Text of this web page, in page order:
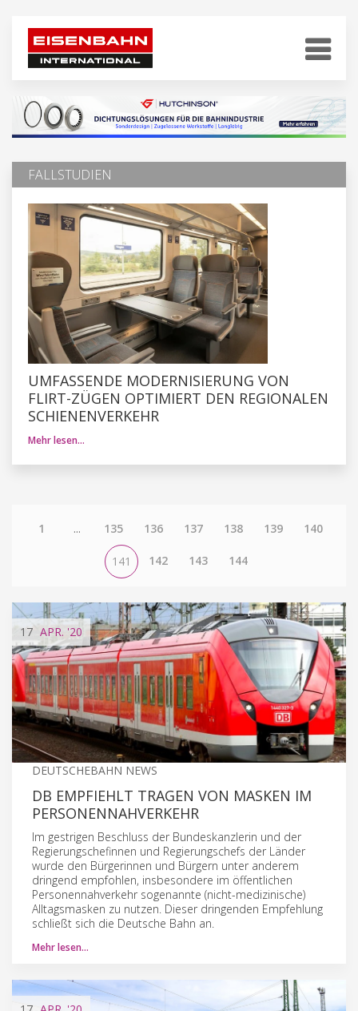
FALLSTUDIEN
UMFASSENDE MODERNISIERUNG VON
FLIRT-ZÜGEN OPTIMIERT DEN REGIONALEN
SCHIENENVERKEHR
Mehr lesen…
1 ... 135 136 137 138 139 140
141 142 143 144
17 APR. '20
DEUTSCHEBAHN NEWS
DB EMPFIEHLT TRAGEN VON MASKEN IM
PERSONENNAHVERKEHR
Im gestrigen Beschluss der Bundeskanzlerin und der
Regierungschefinnen und Regierungschefs der Länder
wurde den Bürgerinnen und Bürgern unter anderem
dringend empfohlen, insbesondere im öffentlichen
Personennahverkehr sogenannte (nicht-medizinische)
Alltagsmasken zu nutzen. Dieser dringenden Empfehlung
schließt sich die Deutsche Bahn an.
Mehr lesen…